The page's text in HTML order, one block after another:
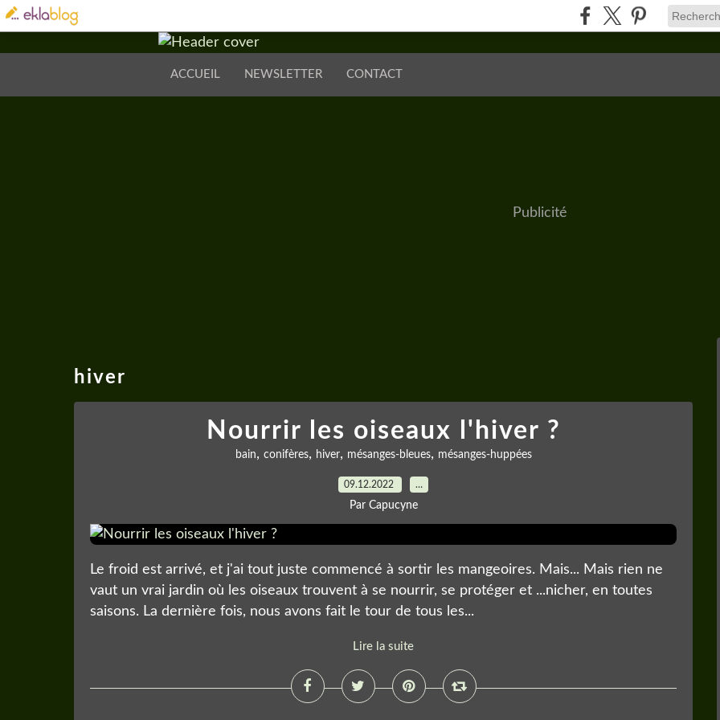
ACCUEIL NEWSLETTER CONTACT
Publicité
hiver
Nourrir les oiseaux l'hiver ?
bain, conifères, hiver, mésanges-bleues, mésanges-huppées
09.12.2022 …
Par Capucyne
Le froid est arrivé, et j'ai tout juste commencé à sortir les mangeoires. Mais... Mais rien ne
vaut un vrai jardin où les oiseaux trouvent à se nourrir, se protéger et ...nicher, en toutes
saisons. La dernière fois, nous avons fait le tour de tous les...
Lire la suite